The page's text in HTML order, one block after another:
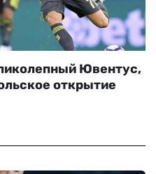
Ювентус,
открытие